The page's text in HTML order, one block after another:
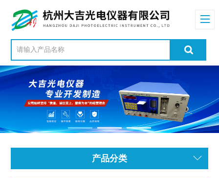
产品分类